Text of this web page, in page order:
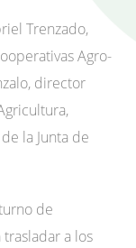
Trenzado,
Agro-
director
la Junta de
de
a los